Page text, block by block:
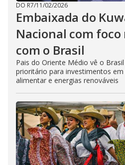
DO R7/11/02/2026
Embaixada do
Nacional com
com o Brasil
Pais do Oriente Médio vê o
prioritário para investimentos
alimentar e energias renováveis